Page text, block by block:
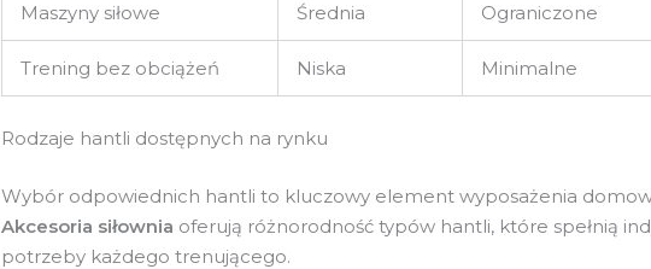
Maszyny siłowe Średnia Ograniczone
Trening bez obciążeń Niska Minimalne
Rodzaje hantli dostępnych na rynku
Wybór odpowiednich hantli to kluczowy element wyposażenia
Akcesoria siłownia oferują różnorodność typów hantli, które spełnią
potrzeby każdego trenującego.